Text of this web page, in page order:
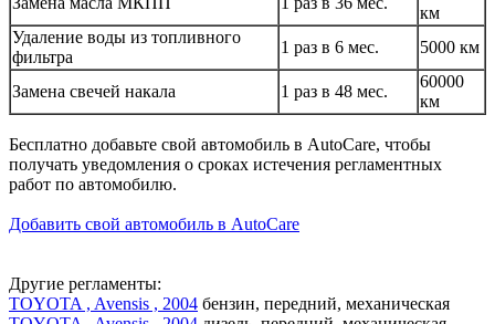
км
Удаление воды из топливного
фильтра
1 раз в 6 мес. 5000 км
Замена свечей накала 1 раз в 48 мес.
60000
км
Бесплатно добавьте свой автомобиль в AutoCare, чтобы
получать уведомления о сроках истечения регламентных
работ по автомобилю.
Добавить свой автомобиль в AutoCare
Другие регламенты:
TOYOTA , Avensis , 2004 бензин, передний, механическая